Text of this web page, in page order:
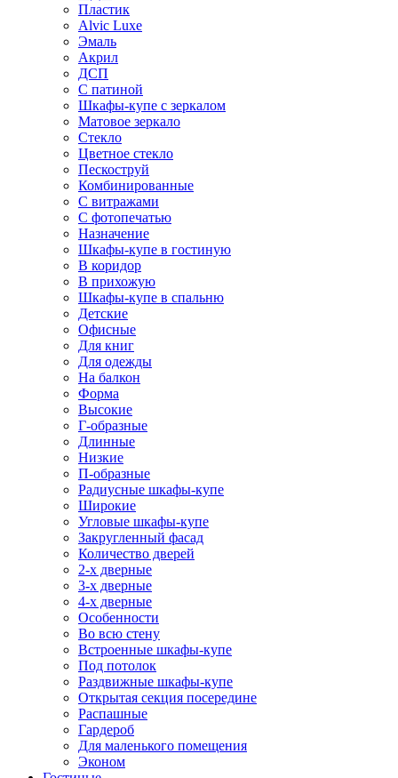
Пластик
Alvic Luxe
Эмаль
Акрил
ДСП
С патиной
Шкафы-купе с зеркалом
Матовое зеркало
Стекло
Цветное стекло
Пескоструй
Комбинированные
С витражами
С фотопечатью
Назначение
Шкафы-купе в гостиную
В коридор
В прихожую
Шкафы-купе в спальню
Детские
Офисные
Для книг
Для одежды
На балкон
Форма
Высокие
Г-образные
Длинные
Низкие
П-образные
Радиусные шкафы-купе
Широкие
Угловые шкафы-купе
Закругленный фасад
Количество дверей
2-х дверные
3-х дверные
4-х дверные
Особенности
Во всю стену
Встроенные шкафы-купе
Под потолок
Раздвижные шкафы-купе
Открытая секция посередине
Распашные
Гардероб
Для маленького помещения
Эконом